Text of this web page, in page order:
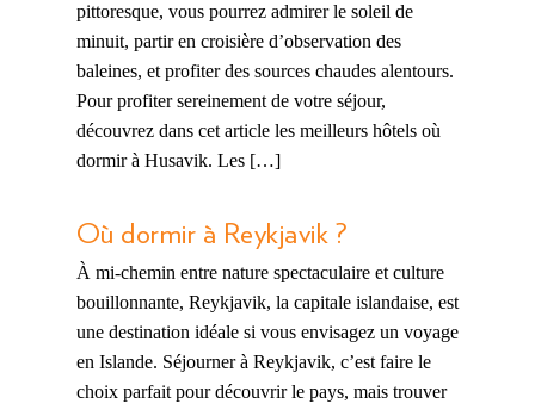
pittoresque, vous pourrez admirer le soleil de
minuit, partir en croisière d’observation des
baleines, et profiter des sources chaudes alentours.
Pour profiter sereinement de votre séjour,
découvrez dans cet article les meilleurs hôtels où
dormir à Husavik. Les […]
Où dormir à Reykjavik ?
À mi-chemin entre nature spectaculaire et culture
bouillonnante, Reykjavik, la capitale islandaise, est
une destination idéale si vous envisagez un voyage
en Islande. Séjourner à Reykjavik, c’est faire le
choix parfait pour découvrir le pays, mais trouver